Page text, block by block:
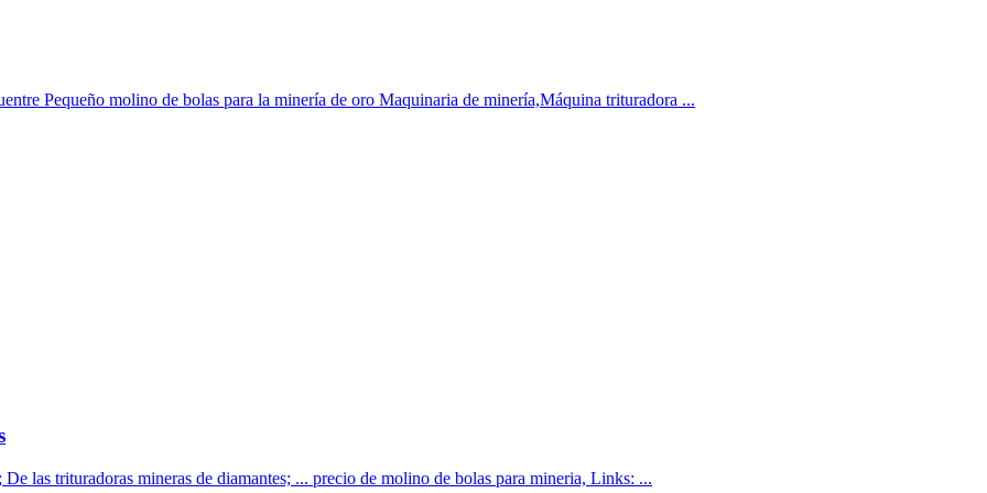
Pequeño molino de bolas para la minería de oro Maquinaria de minería,Máquina trituradora ...
las trituradoras mineras de diamantes; ... precio de molino de bolas para mineria, Links: ...